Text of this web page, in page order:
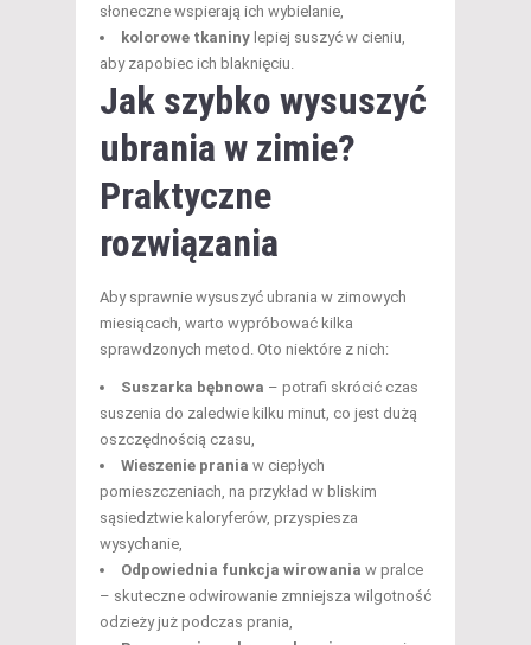
słoneczne wspierają ich wybielanie,
kolorowe tkaniny lepiej suszyć w cieniu,
aby zapobiec ich blaknięciu.
Jak szybko wysuszyć
ubrania w zimie?
Praktyczne
rozwiązania
Aby sprawnie wysuszyć ubrania w zimowych
miesiącach, warto wypróbować kilka
sprawdzonych metod. Oto niektóre z nich:
Suszarka bębnowa – potrafi skrócić czas
suszenia do zaledwie kilku minut, co jest dużą
oszczędnością czasu,
Wieszenie prania w ciepłych
pomieszczeniach, na przykład w bliskim
sąsiedztwie kaloryferów, przyspiesza
wysychanie,
Odpowiednia funkcja wirowania w pralce
– skuteczne odwirowanie zmniejsza wilgotność
odzieży już podczas prania,